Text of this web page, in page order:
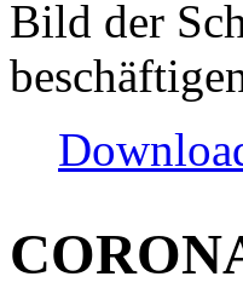
Bild der